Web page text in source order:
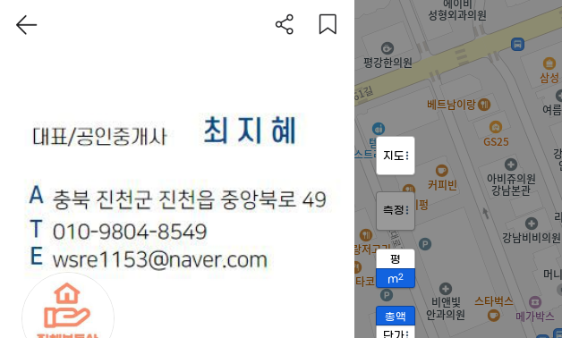
지도
측정
평
m2
총액
단가